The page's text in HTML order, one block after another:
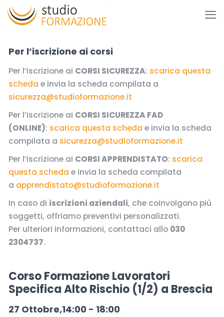
Per l’iscrizione ai corsi
Per l’iscrizione ai CORSI SICUREZZA: scarica questa
scheda e invia la scheda compilata a
sicurezza@studioformazione.it
Per l’iscrizione ai CORSI SICUREZZA FAD
(ONLINE): scarica questa scheda e invia la scheda
compilata a sicurezza@studioformazione.it
Per l’iscrizione ai CORSI APPRENDISTATO: scarica
questa scheda e invia la scheda compilata
a apprendistato@studioformazione.it
In caso di iscrizioni aziendali, che coinvolgono più
soggetti, offriamo preventivi personalizzati.
Per ulteriori informazioni, contattaci allo 030
2304737.
Corso Formazione Lavoratori
Specifica Alto Rischio (1/2) a Brescia
27 Ottobre,14:00 - 18:00